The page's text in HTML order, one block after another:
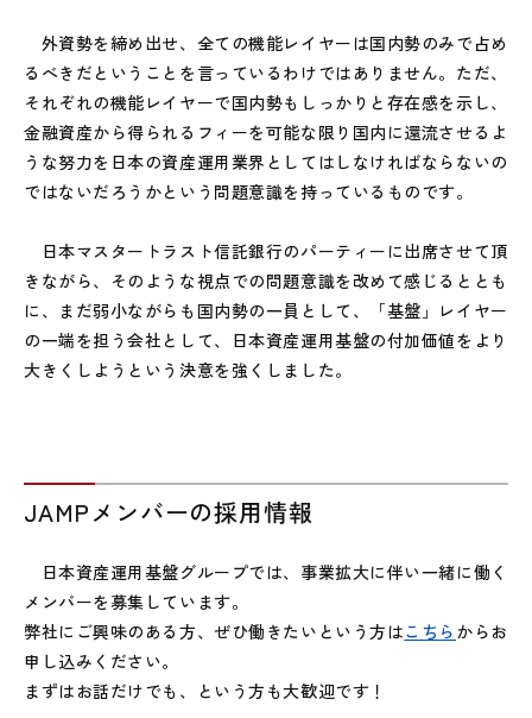
外資勢を締め出せ、全ての機能レイヤーは国内勢のみで占め
るべきだということを言っているわけではありません。ただ、
それぞれの機能レイヤーで国内勢もしっかりと存在感を示し、
金融資産から得られるフィーを可能な限り国内に還流させるよ
うな努力を日本の資産運用業界としてはしなければならないの
ではないだろうかという問題意識を持っているものです。
日本マスタートラスト信託銀行のパーティーに出席させて頂
きながら、そのような視点での問題意識を改めて感じるととも
に、まだ弱小ながらも国内勢の一員として、「基盤」レイヤー
の一端を担う会社として、日本資産運用基盤の付加価値をより
大きくしようという決意を強くしました。
JAMPメンバーの採用情報
日本資産運用基盤グループでは、事業拡大に伴い一緒に働く
メンバーを募集しています。
弊社にご興味のある方、ぜひ働きたいという方はこちら からお
申し込みください。
まずはお話だけでも、という方も大歓迎です！